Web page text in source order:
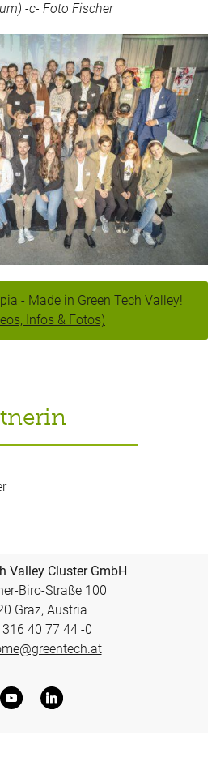
-c- Foto Fischer
- Made in Green Tech Valley!
Infos & Fotos)
Valley Cluster GmbH
Biro-Straße 100
Graz, Austria
40 77 44 -0